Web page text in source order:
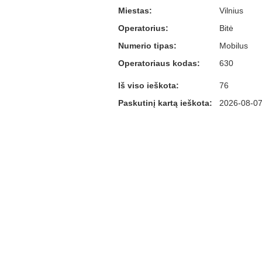
Miestas:
Vilnius
Operatorius:
Bitė
Numerio tipas:
Mobilus
Operatoriaus kodas:
630
Iš viso ieškota:
76
Paskutinį kartą ieškota:
2026-08-